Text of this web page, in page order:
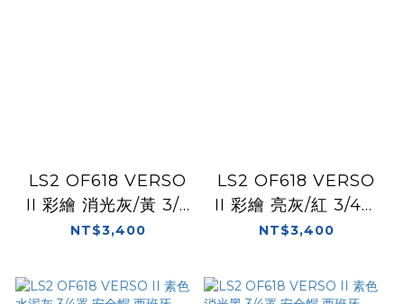
LS2 OF618 VERSO
II 彩繪 消光灰/黃 3/4
罩 安全帽 西班牙
NT$3,400
LS2 OF618 VERSO
II 彩繪 亮灰/紅 3/4罩
安全帽 西班牙
NT$3,400